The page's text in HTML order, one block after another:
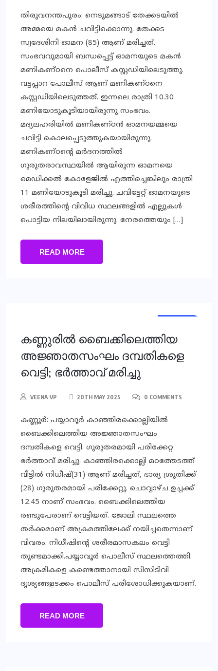
തിരുവനന്തപുരം: നെടുമങ്ങാട് തേക്കടയില്‍
അമ്മയെ മകന്‍ ചവിട്ടിക്കൊന്നു. തേക്കട
സ്വദേശിനി ഓമന (85) ആണ് മരിച്ചത്.
സംഭവവുമായി ബന്ധപ്പെട്ട് ഓമനയുടെ മകന്‍
മണികണ്ഠനെ പൊലീസ് കസ്റ്റഡിയിലെടുത്തു.
വട്ടപ്പാറ പോലീസ് ആണ് മണികണ്ഠനെ
കസ്റ്റഡിയിലെടുത്തത്. ഇന്നലെ രാത്രി 10.30
മണിയോടുകൂടിയായിരുന്നു സംഭവം.
മദ്യലഹരിയില്‍ മണികണ്ഠന്‍ ഓമനയമ്മയെ
ചവിട്ടി കൊലപ്പെടുത്തുകയായിരുന്നു.
മണികണ്ഠന്റെ മര്‍ദനത്തില്‍
ഗുരുതരാവസ്ഥയില്‍ ആയിരുന്ന ഓമനയെ
മെഡിക്കല്‍ കോളേജില്‍ എത്തിച്ചെങ്കിലും രാത്രി
11 മണിയോടുകൂടി മരിച്ചു. ചവിട്ടേറ്റ് ഓമനയുടെ
ശരീരത്തിന്റെ വിവിധ സ്ഥലങ്ങളില്‍ എല്ലുകള്‍
പൊട്ടിയ നിലയിലായിരുന്നു. നേരത്തെയും […]
READ MORE
കണ്ണൂരില്‍ ബൈക്കിലെത്തിയ
അജ്ഞാതസംഘം ദമ്പതികളെ
വെട്ടി; ഭര്‍ത്താവ് മരിച്ചു
VEENA VP 20TH MAY 2025 0 COMMENTS
കണ്ണൂര്‍: പയ്യാവൂര്‍ കാഞ്ഞിരക്കൊല്ലിയില്‍
ബൈക്കിലെത്തിയ അജ്ഞാതസംഘം
ദമ്പതികളെ വെട്ടി. ഗുരുതരമായി പരിക്കേറ്റ
ഭര്‍ത്താവ് മരിച്ചു. കാഞ്ഞിരക്കൊല്ലി മഠത്തേടത്ത്
വീട്ടില്‍ നിധീഷ്(31) ആണ് മരിച്ചത്, ഭാര്യ ശ്രുതിക്ക്
(28) ഗുരുതരമായി പരിക്കേറ്റു. ചൊവ്വാഴ്ച ഉച്ചക്ക്
12.45 നാണ് സംഭവം. ബൈക്കിലെത്തിയ
രണ്ടുപേരാണ് വെട്ടിയത്. ജോലി സ്ഥലത്തെ
തര്‍ക്കമാണ് അക്രമത്തിലേക്ക് നയിച്ചതെന്നാണ്
വിവരം. നിധീഷിന്റെ ശരീരമാസകലം വെട്ടി
തുണ്ടമാക്കി.പയ്യാവൂര്‍ പൊലീസ് സ്ഥലത്തെത്തി.
അക്രമികളെ കണ്ടെത്താനായി സിസിടിവി
ദൃശ്യങ്ങളടക്കം പൊലീസ് പരിശോധിക്കുകയാണ്.
READ MORE